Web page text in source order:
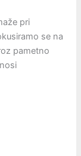
pri
se na
pametno